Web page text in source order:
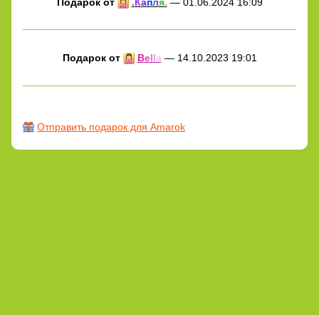
Подарок от Bella — 14.10.2023 19:01
Отправить подарок для Amarok